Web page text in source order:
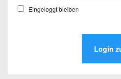
Eingeloggt bleiben